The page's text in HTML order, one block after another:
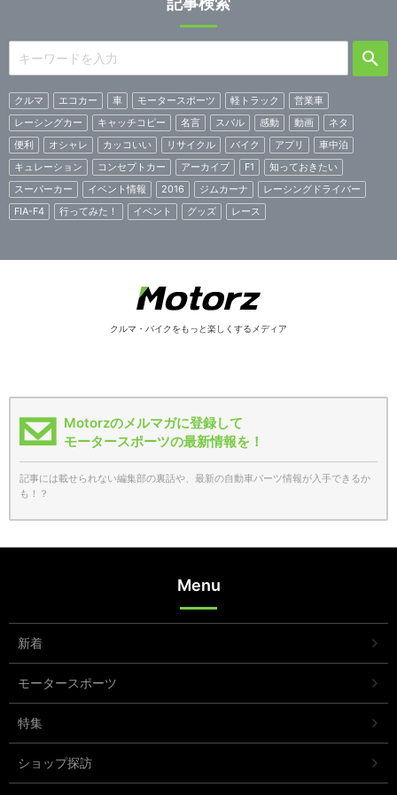
クルマ エコカー 車 モータースポーツ 軽トラック
営業車
レーシングカー
キャッチコピー 名言 スバル 感動 動画
ネタ
便利
オシャレ カッコいい リサイクル バイク アプリ
車中泊
キュレーション
コンセプトカー アーカイブ F1
知っておきたい
スーパーカー
イベント情報 2016 ジムカーナ
レーシングドライバー
FIA-F4
行ってみた！ イベント グッズ レース
クルマ・バイクをもっと楽しくするメディア
Motorzのメルマガに登録して
モータースポーツの最新情報を！
記事には載せられない編集部の裏話や、最新の自動車パーツ情報が入手できるか
も！？
Menu
新着
モータースポーツ
特集
ショップ探訪